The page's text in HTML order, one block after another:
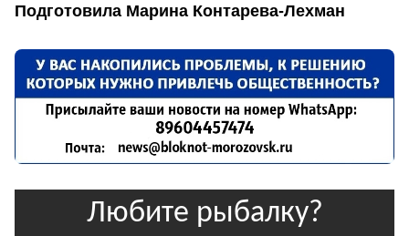
Подготовила Марина Контарева-Лехман